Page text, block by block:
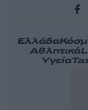
Ελλάδα
Αθλητικά
Υγεία